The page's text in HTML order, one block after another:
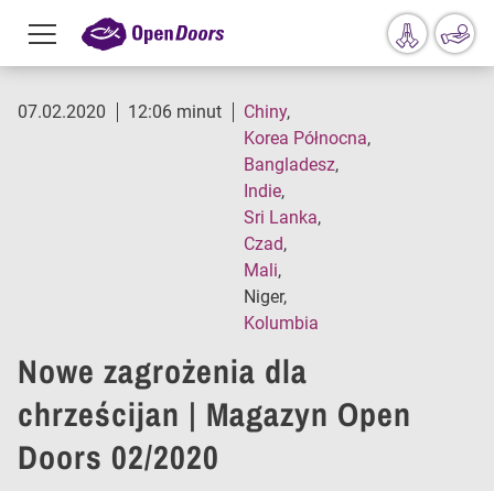
Menu
toggle
07.02.2020
12:06 minut
Chiny
Korea Północna
Bangladesz
Indie
Sri Lanka
Czad
Mali
Niger
Kolumbia
Nowe zagrożenia dla
chrześcijan | Magazyn Open
Doors 02/2020